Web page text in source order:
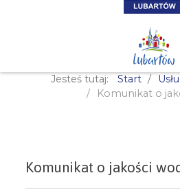
Jesteś tutaj: Start
Komunikat o
Komunikat o jakości